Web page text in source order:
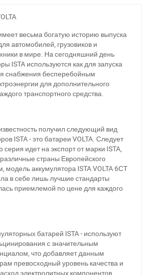
весьма богатую историю выпуска
автомобилей, грузовиков и
в мире. На сегодняшний день
ISTA используются как для запуска
снабжения бесперебойным
для дополнительного
транспортного средства.
получил следующий вид
ISTA - это батареи VOLTA. Следует
серия идет на экспорт от марки ISTA,
страны Европейского
модель аккумулятора ISTA VOLTA 6СТ
в себе лишь лучшие стандарты
приемлемой по цене для каждого
батарей ISTA - используют
с значительным
что добавляет данным
превосходный уровень качества и
электролитных компонентов.